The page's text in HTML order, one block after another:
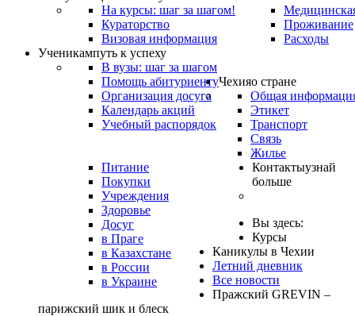
На курсы: шаг за шагом!
Кураторство
Визовая информация
Проживание
Расходы
Ученикампуть к успеху
В вузы: шаг за шагом
Помощь абитуриенту
Организация досуга
Календарь акций
Учебный распорядок
Чехияо стране
Общая
Этикет
Транспорт
Связь
Жилье
Питание
Покупки
Учреждения
Здоровье
Досуг
Контактыузнай
больше
в Праге
в Казахстане
в России
в Украине
Вы здесь:
Курсы
Каникулы в Чехии
Летний дневник
Все новости
Пражский GREVIN –
парижский шик и блеск